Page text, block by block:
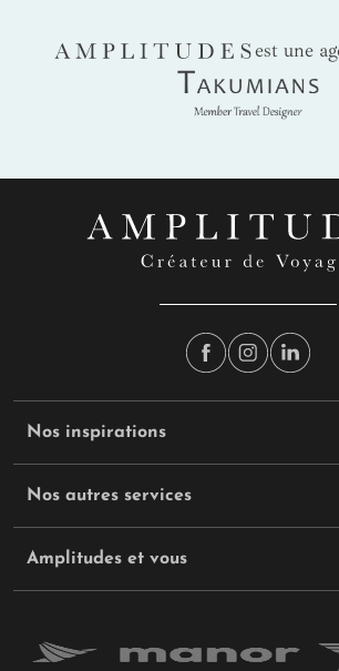
AMPLITUDES
est une
Takumians
Nos inspirations
Nos autres services
Amplitudes et vous